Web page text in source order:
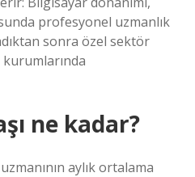
profesyonel uzmanlık
sonra özel sektör
ne kadar?
aylık ortalama